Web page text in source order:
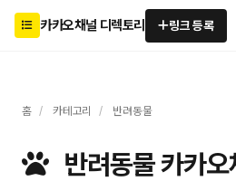
카카오채널 디렉토리 링크 등록
홈 / 카테고리 / 반려동물
반려동물 카카오